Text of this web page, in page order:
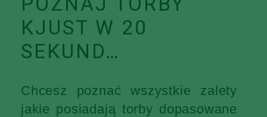
KJUST W 20
SEKUND…
Chcesz poznać wszystkie zalety
jakie posiadają torby dopasowane